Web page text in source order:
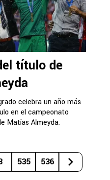
título de
celebra un año más
en el campeonato
Matías Almeyda.
535 536